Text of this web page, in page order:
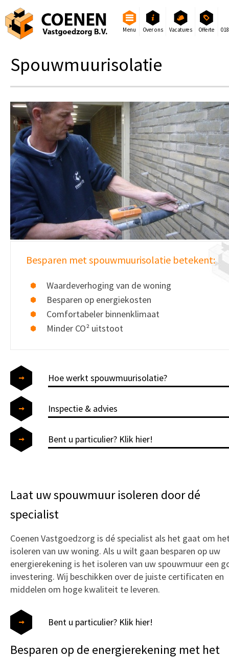
Menu Over ons Vacatures Offerte
Spouwmuurisolatie
Besparen met spouwmuurisolatie betekent:
Waardeverhoging van de woning
Besparen op energiekosten
Comfortabeler binnenklimaat
Minder CO² uitstoot
Hoe werkt spouwmuurisolatie?
Inspectie & advies
Bent u particulier? Klik hier!
Laat uw spouwmuur isoleren door dé
specialist
Coenen Vastgoedzorg is dé specialist als het gaat om
isoleren van uw woning. Als u wilt gaan besparen op uw
energierekening is het isoleren van uw spouwmuur een
investering. Wij beschikken over de juiste certificaten en
middelen om hoge kwaliteit te leveren.
Bent u particulier? Klik hier!
Besparen op de energierekening met het